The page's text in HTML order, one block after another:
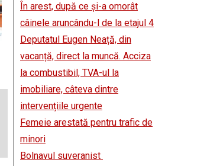
În arest, după ce și-a omorât
câinele aruncându-l de la etajul 4
Deputatul Eugen Neață, din
vacanță, direct la muncă. Acciza
la combustibil, TVA-ul la
imobiliare, câteva dintre
intervențiile urgente
Femeie arestată pentru trafic de
minori
Bolnavul suveranist